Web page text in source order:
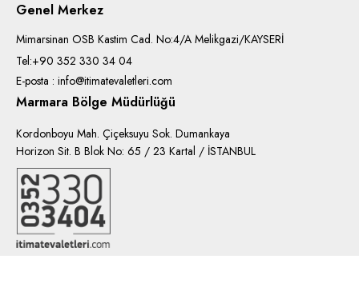
Genel Merkez
Mimarsinan OSB Kastim Cad. No:4/A Melikgazi/KAYSERİ
Tel:+90 352 330 34 04
E-posta : info@itimatevaletleri.com
Marmara Bölge Müdürlüğü
Kordonboyu Mah. Çiçeksuyu Sok. Dumankaya
Horizon Sit. B Blok No: 65 / 23 Kartal / İSTANBUL